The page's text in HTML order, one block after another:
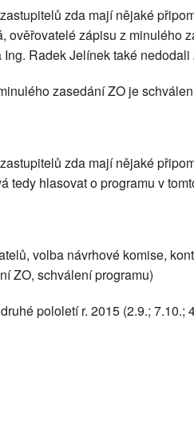
zda mají nějaké
ověřovatelé zápisu z minulého
Radek Jelínek také
zasedání ZO je schválen
zda mají nějaké
tedy hlasovat o programu v
volba návrhové komise,
ZO, schválení programu)
pololetí r. 2015 (2.9.; 7.10.;